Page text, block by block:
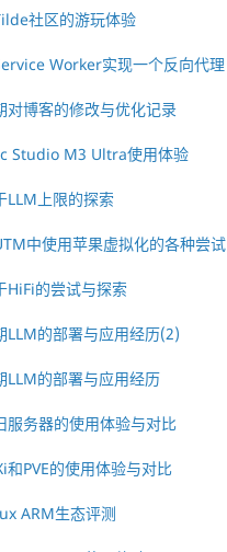
社区的游玩体验
Worker实现一个反向代理
对博客的修改与优化记录
Studio M3 Ultra使用体验
LLM上限的探索
中使用苹果虚拟化的各种尝试
HiFi的尝试与探索
LLM的部署与应用经历(2)
LLM的部署与应用经历
服务器的使用体验与对比
和PVE的使用体验与对比
ARM生态评测